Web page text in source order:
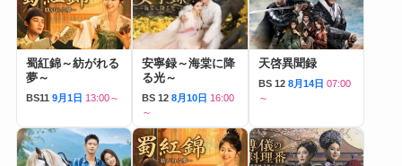
蜀紅錦～紡がれる
夢～
BS11 9月1日 13:00～
安寧録～海棠に降
る光～
BS 12 8月10日 16:00
～
天啓異聞録
BS 12 8月14日 07:00
～